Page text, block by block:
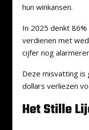
hun winkansen.
In 2025 denkt
verdienen met
cijfer nog
Deze misvatting is
dollars verliezen
Het Stille